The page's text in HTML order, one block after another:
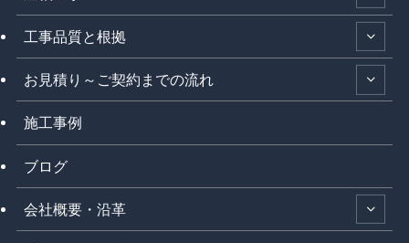
工事品質と根拠
お見積り～ご契約までの流れ
施工事例
ブログ
会社概要・沿革